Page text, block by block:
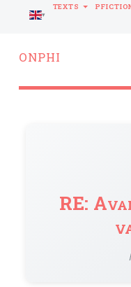
ONPHI
RE:
LANGUAGE
TEXTS